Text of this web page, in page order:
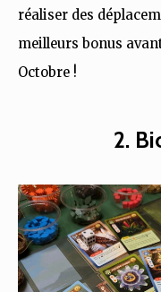
réaliser des
meilleurs bonus
Octobre !
2.